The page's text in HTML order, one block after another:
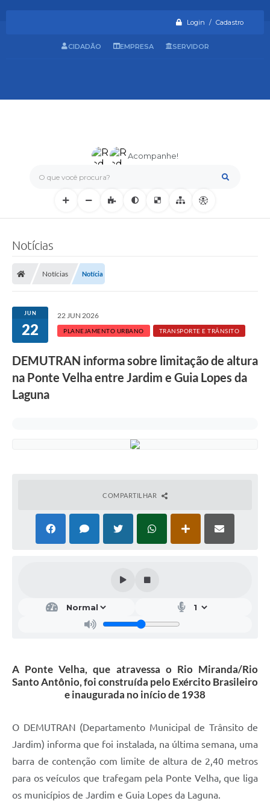
Login / Cadastro
O que você procura?
Acompanhe!
CIDADÃO EMPRESA SERVIDOR
Notícias
Notícias Notícia
JUN
22
22 JUN 2026
PLANEJAMENTO URBANO TRANSPORTE E TRÂNSITO
DEMUTRAN informa sobre limitação de altura
na Ponte Velha entre Jardim e Guia Lopes da
Laguna
COMPARTILHAR
A Ponte Velha, que atravessa o Rio Miranda/Rio
Santo Antônio, foi construída pelo Exército Brasileiro
e inaugurada no início de 1938
O DEMUTRAN (Departamento Municipal de Trânsito de
Jardim) informa que foi instalada, na última semana, uma
barra de contenção com limite de altura de 2,40 metros
para os veículos que trafegam pela Ponte Velha, que liga
os municípios de Jardim e Guia Lopes da Laguna.